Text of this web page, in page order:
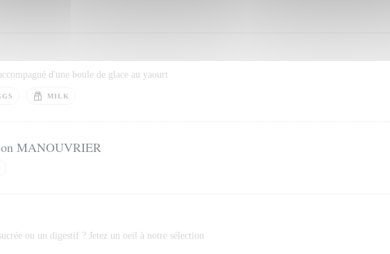
d'une boule de glace au yaourt
MILK
MANOUVRIER
ou un digestif ? Jetez un oeil à notre sélection